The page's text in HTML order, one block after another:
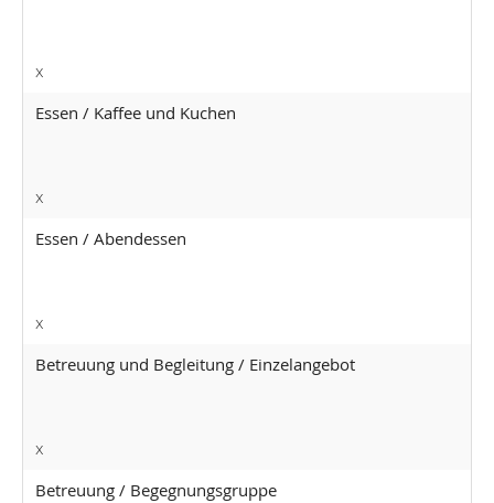
x
Essen / Kaffee und Kuchen
x
Essen / Abendessen
x
Betreuung und Begleitung / Einzelangebot
x
Betreuung / Begegnungsgruppe